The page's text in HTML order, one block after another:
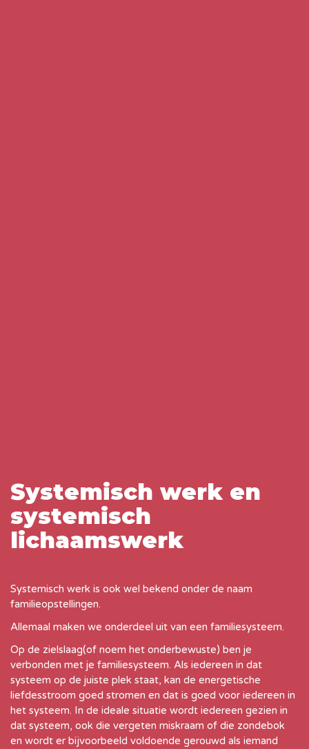
Systemisch werk en
systemisch
lichaamswerk
Systemisch werk is ook wel bekend onder de naam
familieopstellingen.
Allemaal maken we onderdeel uit van een familiesysteem.
Op de zielslaag(of noem het onderbewuste) ben je
verbonden met je familiesysteem. Als iedereen in dat
systeem op de juiste plek staat, kan de energetische
liefdesstroom goed stromen en dat is goed voor iedereen in
het systeem. In de ideale situatie wordt iedereen gezien in
dat systeem, ook die vergeten miskraam of die zondebok
en wordt er bijvoorbeeld voldoende gerouwd als iemand